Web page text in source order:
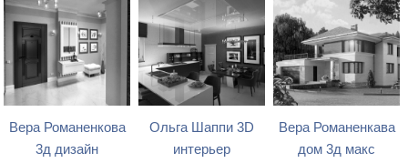
Вера Романенкова
3д дизайн
Ольга Шаппи 3D
интерьер
Вера Романенкава
дом 3д макс